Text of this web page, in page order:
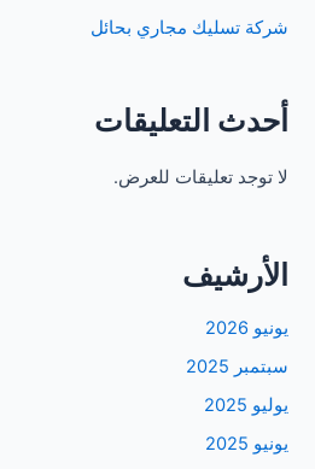
شركة تسليك مجاري بحائل
أحدث التعليقات
لا توجد تعليقات للعرض.
الأرشيف
يونيو 2026
سبتمبر 2025
يوليو 2025
يونيو 2025